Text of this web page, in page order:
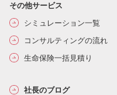
その他サービス
シミュレーション一覧
コンサルティングの流れ
生命保険一括見積り
社長のブログ